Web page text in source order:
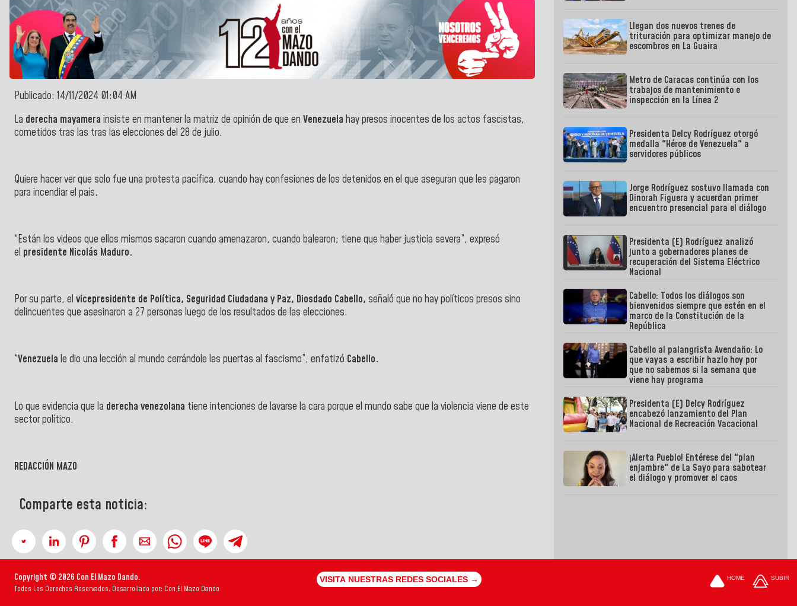
Publicado: 14/11/2024 01:04 AM
La derecha mayamera insiste en mantener la matriz de opinión de que en Venezuela hay presos inocentes de los actos fascistas,
cometidos tras las tras las elecciones del 28 de julio.
Quiere hacer ver que solo fue una protesta pacífica, cuando hay confesiones de los detenidos en el que aseguran que les pagaron
para incendiar el país.
“Están los videos que ellos mismos sacaron cuando amenazaron, cuando balearon; tiene que haber justicia severa”, expresó
el presidente Nicolás Maduro.
Por su parte, el vicepresidente de Política, Seguridad Ciudadana y Paz, Diosdado Cabello, señaló que no hay políticos presos sino
delincuentes que asesinaron a 27 personas luego de los resultados de las elecciones.
“Venezuela le dio una lección al mundo cerrándole las puertas al fascismo”, enfatizó Cabello.
Lo que evidencia que la derecha venezolana tiene intenciones de lavarse la cara porque el mundo sabe que la violencia viene de este
sector político.
REDACCIÓN MAZO
Comparte esta noticia:
Llegan dos nuevos trenes de
trituración para optimizar manejo de
escombros en La Guaira
Metro de Caracas continúa con los
trabajos de mantenimiento e
inspección en la Línea 2
Presidenta Delcy Rodríguez otorgó
medalla "Héroe de Venezuela" a
servidores públicos
Jorge Rodríguez sostuvo llamada con
Dinorah Figuera y acuerdan primer
encuentro presencial para el diálogo
Presidenta (E) Rodríguez analizó
junto a gobernadores planes de
recuperación del Sistema Eléctrico
Nacional
Cabello: Todos los diálogos son
bienvenidos siempre que estén en el
marco de la Constitución de la
República
Cabello al palangrista Avendaño: Lo
que vayas a escribir hazlo hoy por
que no sabemos si la semana que
viene hay programa
Presidenta (E) Delcy Rodríguez
encabezó lanzamiento del Plan
Nacional de Recreación Vacacional
¡Alerta Pueblo! Entérese del "plan
enjambre" de La Sayo para sabotear
el diálogo y promover el caos
Copyright © 2026 Con El Mazo Dando.
Todos Los Derechos Reservados. Desarrollado por: Con El Mazo Dando
VISITA NUESTRAS REDES SOCIALES → HOME SUBIR